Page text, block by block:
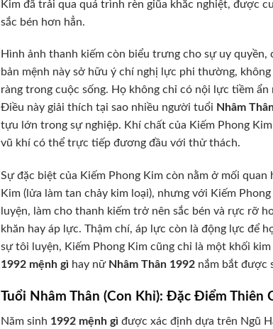
Kim đã trải qua quá trình rèn giũa khắc nghiệt, được
sắc bén hơn hẳn.
Hình ảnh thanh kiếm còn biểu trưng cho sự uy
bản mệnh này sở hữu ý chí nghị lực phi thường,
ràng trong cuộc sống. Họ không chỉ có nội lực tiềm
Điều này giải thích tại sao nhiều người tuổi Nhâm
tựu lớn trong sự nghiệp. Khí chất của Kiếm Phong
vũ khí có thể trực tiếp đương đầu với thử thách.
Sự đặc biệt của Kiếm Phong Kim còn nằm ở mối
Kim (lửa làm tan chảy kim loại), nhưng với Kiếm
luyện, làm cho thanh kiếm trở nên sắc bén và rực rỡ
khăn hay áp lực. Thậm chí, áp lực còn là động lực để
sự tôi luyện, Kiếm Phong Kim cũng chỉ là một khối
1992 mệnh gì hay nữ Nhâm Thân 1992 nắm bắt được
Tuổi Nhâm Thân (Con Khỉ): Đặc Điểm Thiên
Năm sinh 1992 mệnh gì được xác định dựa trên Ngũ